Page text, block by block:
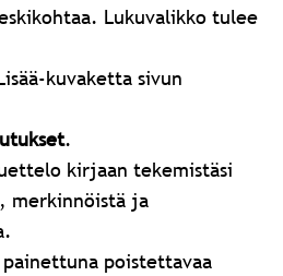
Lukuvalikko tulee
kuvaketta sivun
.
kirjaan tekemistäsi
merkinnöistä ja
poistettavaa